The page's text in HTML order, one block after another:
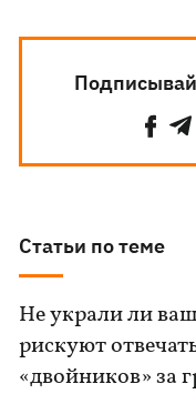
Статьи по теме
Не украли ли
рискуют
«двойников» за